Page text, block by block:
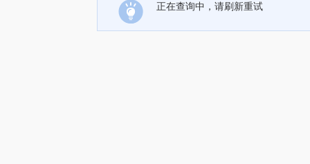
正在查询中，请刷新重试